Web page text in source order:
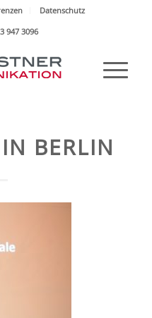
Datenschutz
947 3096
BERLIN